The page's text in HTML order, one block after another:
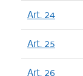
Art. 24
Art. 25
Art. 26